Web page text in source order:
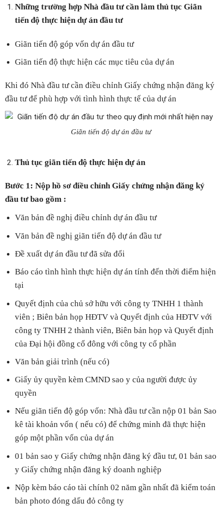
Những trường hợp Nhà đầu tư cần làm thủ tục Giãn
tiến độ thực hiện dự án đầu tư
Giãn tiến độ góp vốn dự án đầu tư
Giãn tiến độ thực hiện các mục tiêu của dự án
Khi đó Nhà đầu tư cần điều chỉnh Giấy chứng nhận đăng ký
đầu tư để phù hợp với tình hình thực tế của dự án
Giãn tiến độ dự án đầu tư
Thủ tục giãn tiến độ thực hiện dự án
Bước 1: Nộp hồ sơ điều chỉnh Giấy chứng nhận đăng ký
đầu tư bao gồm :
Văn bản đề nghị điều chỉnh dự án đầu tư
Văn bản đề nghị giãn tiến độ dự án đầu tư
Đề xuất dự án đầu tư đã sửa đổi
Báo cáo tình hình thực hiện dự án tính đến thời điểm hiện
tại
Quyết định của chủ sở hữu với công ty TNHH 1 thành
viên ; Biên bản họp HĐTV và Quyết định của HĐTV với
công ty TNHH 2 thành viên, Biên bản họp và Quyết định
của Đại hội đồng cổ đông với công ty cổ phần
Văn bản giải trình (nếu có)
Giấy ủy quyền kèm CMND sao y của người được ủy
quyền
Nếu giãn tiến độ góp vốn: Nhà đầu tư cần nộp 01 bản Sao
kê tài khoản vốn ( nếu có) để chứng minh đã thực hiện
góp một phần vốn của dự án
01 bản sao y Giấy chứng nhận đăng ký đầu tư, 01 bản sao
y Giấy chứng nhận đăng ký doanh nghiệp
Nộp kèm báo cáo tài chính 02 năm gần nhất đã kiểm toán
bản photo đóng dấu đỏ công ty